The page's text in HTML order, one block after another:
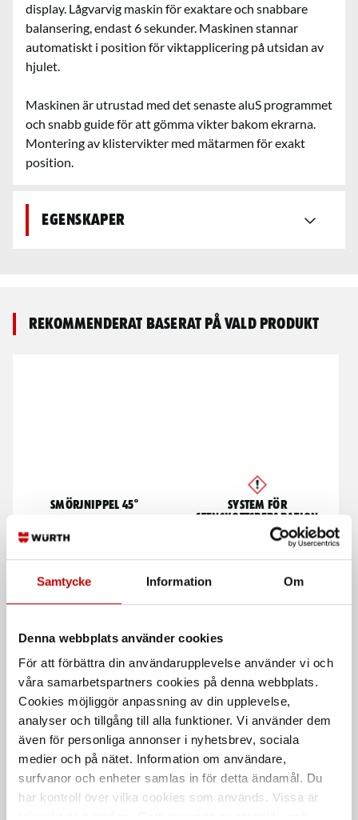
Samtycke Information Om
Denna webbplats använder cookies
För att förbättra din användarupplevelse använder vi och
våra samarbetspartners cookies på denna webbplats.
Cookies möjliggör anpassning av din upplevelse,
analyser och tillgång till alla funktioner. Vi använder dem
även för personliga annonser i nyhetsbrev, sociala
medier och på nätet. Information om användare,
surfvanor och enheter samlas in för detta ändamål. Du
har kontroll över vilka cookies som används. Vissa är
display. Lågvarvig maskin för exaktare och snabbare
balansering, endast 6 sekunder. Maskinen stannar
automatiskt i position för viktapplicering på utsidan av
hjulet.
Maskinen är utrustad med det senaste aluS programmet
och snabb guide för att gömma vikter bakom ekrarna.
Montering av klistervikter med mätarmen för exakt
position.
Egenskaper
Rekommenderat baserat på vald produkt
Smörjnippel 45°
Stål, förzinkad
Förzinkad FZB (A2K)
System för
stenskottsreparation
Snabbt och enkelt system för att
reparera stenskott i vindruta
Svarta nitrilhandskar
Brakecleaner
universalrengöring